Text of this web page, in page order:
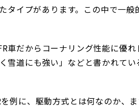
タイプがあります。この中で一
車だからコーナリング性能に優
雪道にも強い」などと書かれて
例に、駆動方式とは何なのか、